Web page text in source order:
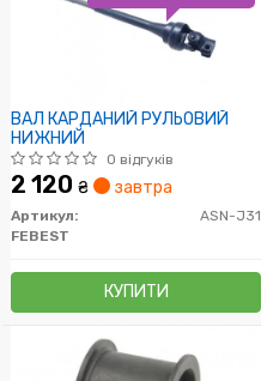
ВАЛ КАРДАНИЙ РУЛЬОВИЙ
НИЖНИЙ
0 відгуків
2 120 ₴ завтра
Артикул:
ASN-J31
FEBEST
КУПИТИ